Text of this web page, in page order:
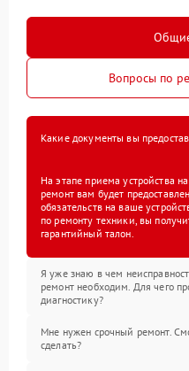
Вопросы по
Какие документы вы
На этапе приема устройства
ремонт вам будет
обязательств на ваше
по ремонту техники, вы
гарантийный талон.
Я уже знаю в чем
ремонт необходим. Для чего
диагностику?
Мне нужен срочный ремонт.
сделать?